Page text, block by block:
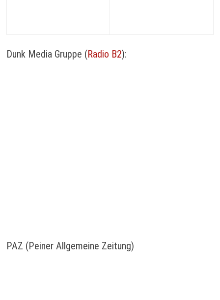
Dunk Media Gruppe (Radio B2):
PAZ (Peiner Allgemeine Zeitung)